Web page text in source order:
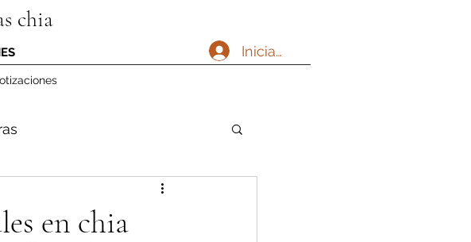
chia
Iniciar sesión
en chia